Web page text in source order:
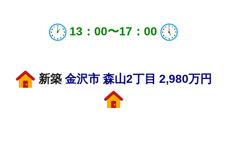
13：00〜17： 00
新築金沢市 森山2丁目 2,980万円